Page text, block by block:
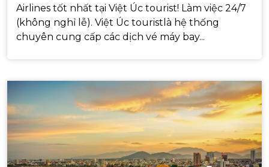
Airlines tốt nhất tại Việt Úc tourist! Làm việc 24/7
(không nghỉ lễ). Việt Úc touristlà hệ thống
chuyên cung cấp các dịch vé máy bay...